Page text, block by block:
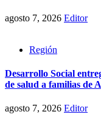
agosto 7, 2026 Editor
Región
Desarrollo Social
de salud a familias de
agosto 7, 2026 Editor